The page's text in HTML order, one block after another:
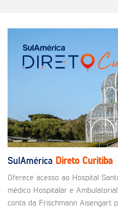
SulAmérica Direto Curitiba
Oferece acesso ao Hospital
médico Hospitalar e
conta da Frischmann Aisengart